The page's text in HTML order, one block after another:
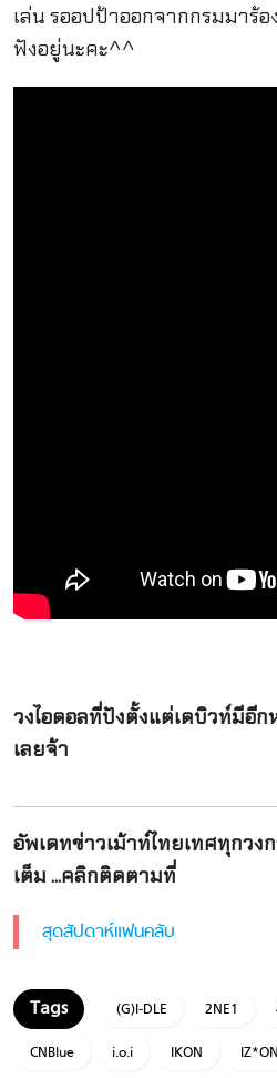
เล่น รออปป้าออกจากกรมมาร้
ฟังอยู่นะคะ^^
วงไอดอลที่ปังตั้งแต่เดบิวท์มีอี
เลยจ้า
อัพเดทข่าวเม้าท์ไทยเทศทุกวง
เต็ม ...คลิกติดตามที่
สุดสัปดาห์แฟนคลับ
(G)I-DLE 2NE1
CNBlue
i.o.i IKON